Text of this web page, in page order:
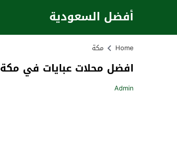
أفضل السعودية
Home مكة
افضل محلات عبايات في مكة 2026 Abaya store in Makkah
Admin